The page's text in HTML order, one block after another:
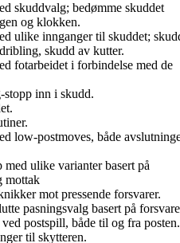
skuddvalg; bedømme skuddet
og klokken.
ulike innganger til skuddet;
skudd av kutter.
fotarbeidet i forbindelse med de
stopp inn i skudd.
low-postmoves, både
ulike varianter basert på
mottak
mot pressende forsvarer.
pasningsvalg basert på
postspill, både til og fra posten.
til skytteren.